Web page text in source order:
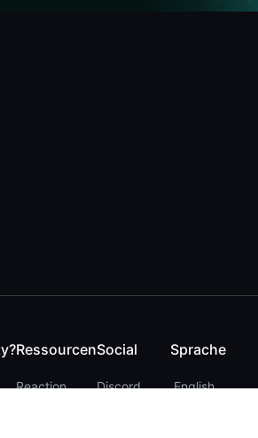
Ressourcen
Reaction
Social
Discord
Sprache
English